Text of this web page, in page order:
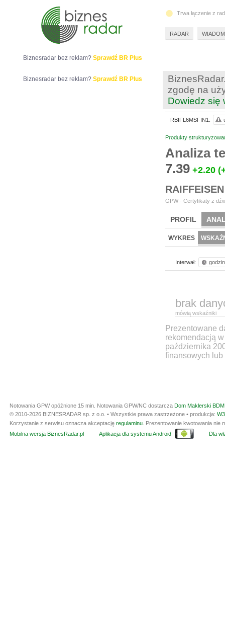
zgodę na
Dowiedz się
Produkty
Analiza
7.39 +2.20
GPW - Certyfikaty z
PROFIL
WYKRES
Interwał:
brak
mówią wskaźniki
Prezentowane
rekomendacją
października
finansowych lub
RBIFL6MSFIN1:
Biznesradar bez reklam? Sprawdź BR Plus
Biznesradar bez reklam? Sprawdź BR Plus
Trwa łączenie z
RADAR
Notowania GPW opóźnione 15 min. Notowania GPW/NC dostarcza Dom Maklerski
© 2010-2026 BIZNESRADAR sp. z o.o. • Wszystkie prawa zastrzeżone • produkcja:
Korzystanie z serwisu oznacza akceptację regulaminu . Prezentowanie kwotowania
Mobilna wersja BiznesRadar.pl
Aplikacja dla systemu Android Dla